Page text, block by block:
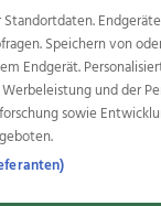
des
i.at OÖNow
OÖNachrichten
OÖN Reise
wasistlos.at
Speichern von
Endgerät.
und der
sowie